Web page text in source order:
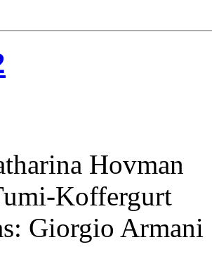
Hovman
Koffergurt
Giorgio Armani